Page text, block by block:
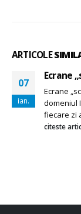
ARTICOLE
15
oct.
este o
acestuia
citeste